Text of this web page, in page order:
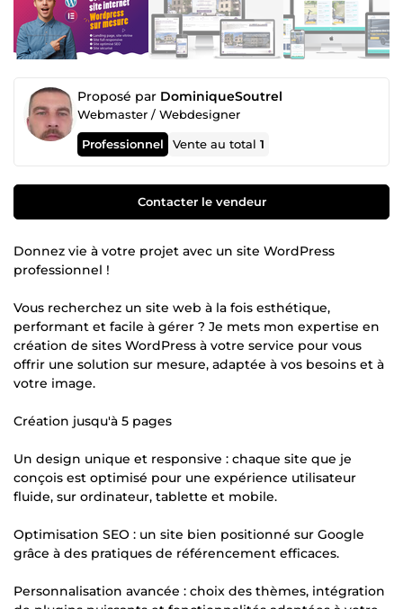
Proposé par DominiqueSoutrel
Webmaster / Webdesigner
Professionnel Vente au total1
Contacter le vendeur
Donnez vie à votre projet avec un site WordPress
professionnel !
Vous recherchez un site web à la fois esthétique,
performant et facile à gérer ? Je mets mon expertise en
création de sites WordPress à votre service pour vous
offrir une solution sur mesure, adaptée à vos besoins et à
votre image.
Création jusqu'à 5 pages
Un design unique et responsive : chaque site que je
conçois est optimisé pour une expérience utilisateur
fluide, sur ordinateur, tablette et mobile.
Optimisation SEO : un site bien positionné sur Google
grâce à des pratiques de référencement efficaces.
Personnalisation avancée : choix des thèmes, intégration